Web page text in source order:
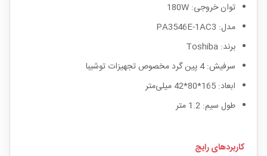
توان خروجی: 180W
مدل: PA3546E-1AC3
برند: Toshiba
سرفیش: 4 پین گرد مخصوص تجهیزات توشیبا
ابعاد: 165*80*42 میلی‌متر
طول سیم: 1.2 متر
کاربردهای رایج